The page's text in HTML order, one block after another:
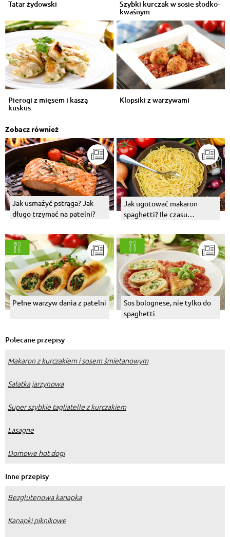
Tatar żydowski Szybki kurczak w sosie słodko-
kwaśnym
Pierogi z mięsem i kaszą
kuskus
Klopsiki z warzywami
Zobacz również
Jak usmażyć pstrąga? Jak
długo trzymać na patelni?
Jak ugotować makaron
spaghetti? Ile czasu
Pełne warzyw dania z patelni
Sos bolognese, nie tylko do
spaghetti
Polecane przepisy
Makaron z kurczakiem i sosem śmietanowym
Sałatka jarzynowa
Super szybkie tagliatelle z kurczakiem
Lasagne
Domowe hot dogi
Inne przepisy
Bezglutenowa kanapka
Kanapki piknikowe